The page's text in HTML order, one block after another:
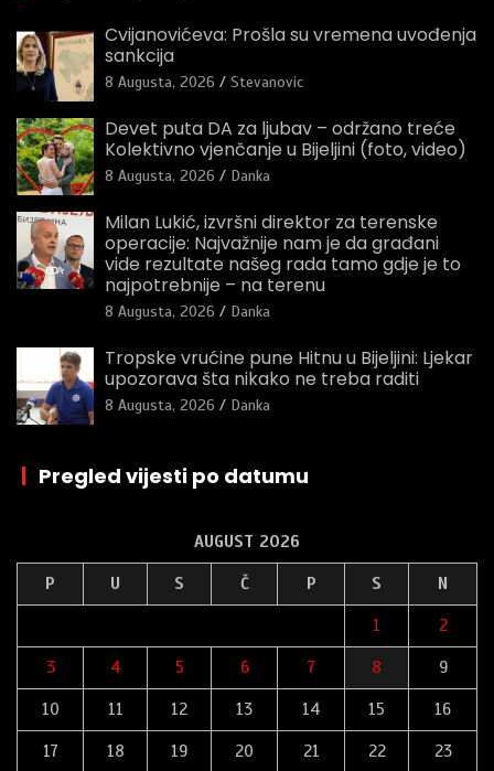
Cvijanovićeva: Prošla su vremena uvođenja
sankcija
8 Augusta, 2026 Stevanovic
Devet puta DA za ljubav – održano treće
Kolektivno vjenčanje u Bijeljini (foto, video)
8 Augusta, 2026 Danka
Milan Lukić, izvršni direktor za terenske
operacije: Najvažnije nam je da građani
vide rezultate našeg rada tamo gdje je to
najpotrebnije – na terenu
8 Augusta, 2026 Danka
Tropske vrućine pune Hitnu u Bijeljini: Ljekar
upozorava šta nikako ne treba raditi
8 Augusta, 2026 Danka
| Pregled vijesti po datumu
AUGUST 2026
P U S Č P S N
1 2
3 4 5 6 7 8 9
10 11 12 13 14 15 16
17 18 19 20 21 22 23